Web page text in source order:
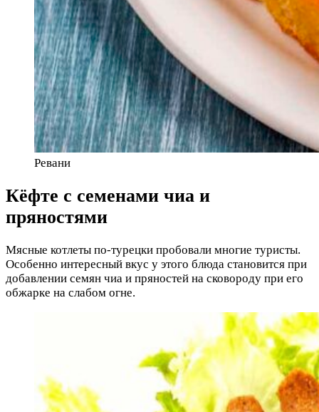
Ревани
Кёфте с семенами чиа и
пряностями
Мясные котлеты по-турецки пробовали многие туристы.
Особенно интересный вкус у этого блюда становится при
добавлении семян чиа и пряностей на сковороду при его
обжарке на слабом огне.